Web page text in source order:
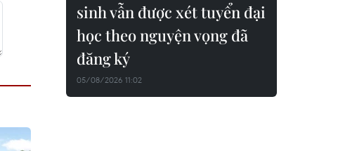
sinh vẫn được xét tuyển đại
học theo nguyện vọng đã
đăng ký
05/08/2026 11:02